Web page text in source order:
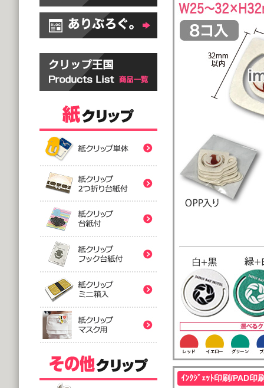
ｲﾝｸｼﾞｪｯﾄ印刷/PAD印
紙クリップ印刷なし
紙クリップ印刷有
印刷付きタイプ
@32.52～
(5,000個 1個あたり)
紙クリップ印刷なし
2つ折台紙付タイプ
@52.40～
(5,000個 1個あたり)
紙クリップ印刷有
紙クリップ印刷なし
台紙付タイプ
@48.74～
(5,000個 1個あたり)
フック台紙付タイプ
@55.92～
(5,000個 1個あたり)
紙クリップ印刷有
紙クリップ印刷なし
@122.58～
(5,000個 1個あたり)
紙クリップ印刷-マス
アクリルクリップ印